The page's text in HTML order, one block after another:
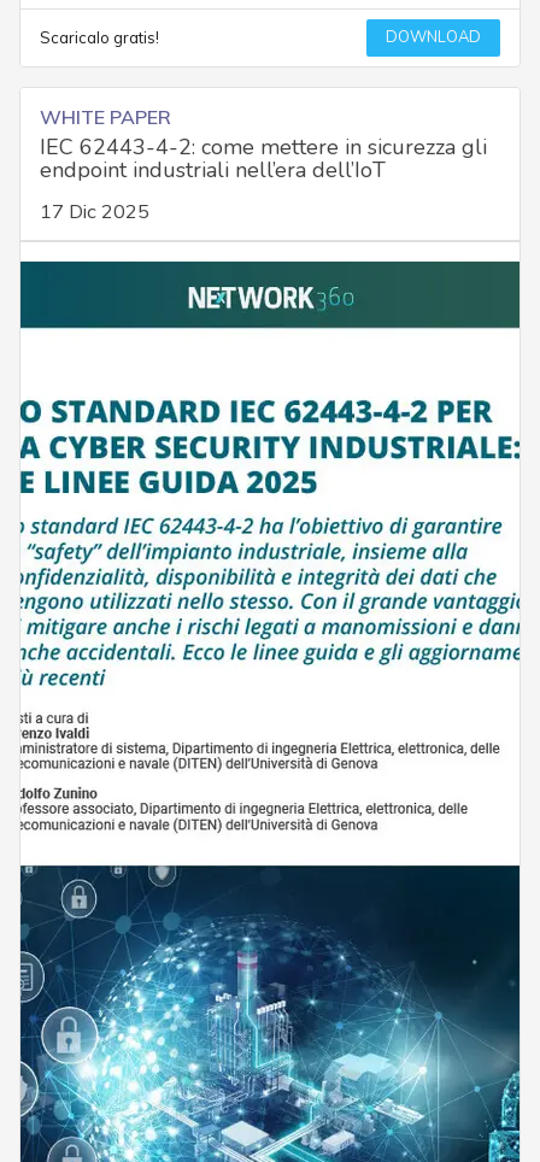
Scaricalo gratis! DOWNLOAD
WHITE PAPER
IEC 62443-4-2: come mettere in sicurezza gli
endpoint industriali nell’era dell’IoT
17 Dic 2025